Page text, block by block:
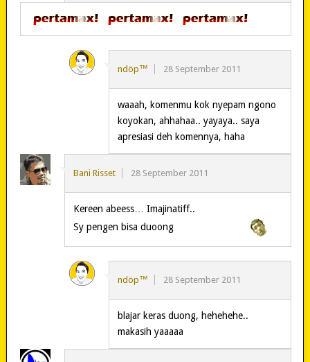
ndöp™ 28 September 2011
waaah, komenmu kok nyepam ngono
koyokan, ahhahaa.. yayaya.. saya
apresiasi deh komennya, haha
Bani Risset 28 September 2011
Kereen abeess… Imajinatiff..
Sy pengen bisa duoong
ndöp™ 28 September 2011
blajar keras duong, hehehehe..
makasih yaaaaa